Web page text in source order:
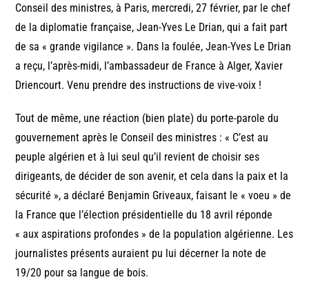
Conseil des ministres, à Paris, mercredi, 27 février, par le chef
de la diplomatie française, Jean-Yves Le Drian, qui a fait part
de sa « grande vigilance ». Dans la foulée, Jean-Yves Le Drian
a reçu, l’après-midi, l’ambassadeur de France à Alger, Xavier
Driencourt. Venu prendre des instructions de vive-voix !
Tout de même, une réaction (bien plate) du porte-parole du
gouvernement après le Conseil des ministres : « C’est au
peuple algérien et à lui seul qu’il revient de choisir ses
dirigeants, de décider de son avenir, et cela dans la paix et la
sécurité », a déclaré Benjamin Griveaux, faisant le « voeu » de
la France que l’élection présidentielle du 18 avril réponde
« aux aspirations profondes » de la population algérienne. Les
journalistes présents auraient pu lui décerner la note de
19/20 pour sa langue de bois.